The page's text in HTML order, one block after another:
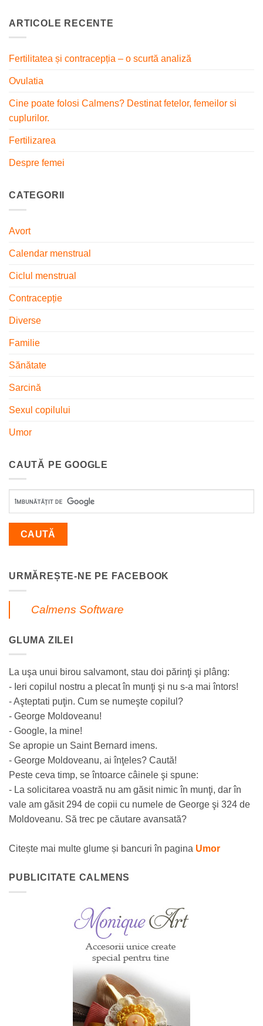
ARTICOLE RECENTE
Fertilitatea și contracepția – o scurtă analiză
Ovulatia
Cine poate folosi Calmens? Destinat fetelor, femeilor si
cuplurilor.
Fertilizarea
Despre femei
CATEGORII
Avort
Calendar menstrual
Ciclul menstrual
Contracepție
Diverse
Familie
Sănătate
Sarcină
Sexul copilului
Umor
CAUTĂ PE GOOGLE
URMĂREȘTE-NE PE FACEBOOK
Calmens Software
GLUMA ZILEI
La uşa unui birou salvamont, stau doi părinţi şi plâng:
- Ieri copilul nostru a plecat în munţi şi nu s-a mai întors!
- Aşteptati puţin. Cum se numeşte copilul?
- George Moldoveanu!
- Google, la mine!
Se apropie un Saint Bernard imens.
- George Moldoveanu, ai înţeles? Caută!
Peste ceva timp, se întoarce câinele şi spune:
- La solicitarea voastră nu am găsit nimic în munţi, dar în
vale am găsit 294 de copii cu numele de George şi 324 de
Moldoveanu. Să trec pe căutare avansată?
Citește mai multe glume și bancuri în pagina Umor
PUBLICITATE CALMENS